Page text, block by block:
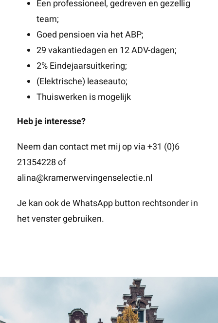
Een professioneel, gedreven en gezellig
team;
Goed pensioen via het ABP;
29 vakantiedagen en 12 ADV-dagen;
2% Eindejaarsuitkering;
(Elektrische) leaseauto;
Thuiswerken is mogelijk
Heb je interesse?
Neem dan contact met mij op via +31 (0)6
21354228 of
alina@kramerwervingenselectie.nl
Je kan ook de WhatsApp button rechtsonder in
het venster gebruiken.